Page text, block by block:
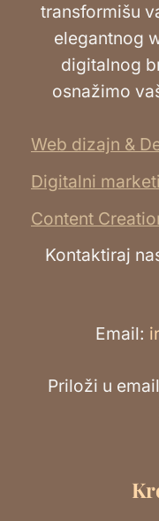
transformišu
elegantnog
digitalnog
osnažimo
Web dizajn &
Digitalni
Content
Kontaktiraj
Email:
Priloži u